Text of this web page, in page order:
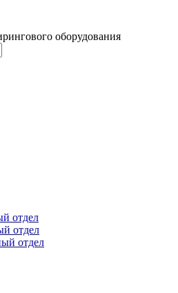
оборудования
отдел
отдел
отдел